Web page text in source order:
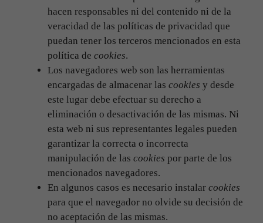
hacen responsables ni del contenido ni de la
veracidad de las políticas de privacidad que
puedan tener los terceros mencionados en esta
política de cookies.
Los navegadores web son las herramientas
encargadas de almacenar las cookies y desde
este lugar debe efectuar su derecho a
eliminación o desactivación de las mismas. Ni
esta web ni sus representantes legales pueden
garantizar la correcta o incorrecta
manipulación de las cookies por parte de los
mencionados navegadores.
En algunos casos es necesario instalar cookies
para que el navegador no olvide su decisión de
no aceptación de las mismas.